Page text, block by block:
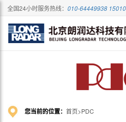
全国24小时服务热线： 010-64449938
您当前的位置： 首页 PDC